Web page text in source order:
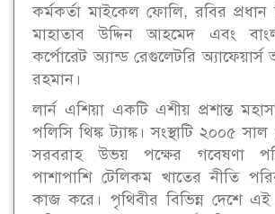
কর্মকর্তা মাইকেল ফোলি, রবির প্রধান
মাহাতাব উদ্দিন আহমেদ এবং
কর্পোরেট অ্যান্ড রেগুলেটরি
রহমান।
লার্ন এশিয়া একটি এশীয় প্রশান্ত
পলিসি থিঙ্ক ট্যাঙ্ক। সংস্থাটি ২০০৫
সরবরাহ উভয় পক্ষের গবেষণা
পাশাপাশি টেলিকম খাতের নীতি
কাজ করে। পৃথিবীর বিভিন্ন দেশে এই